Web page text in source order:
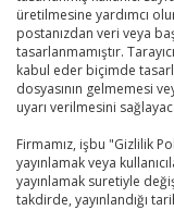
üretilmesine yardımcı
postanızdan veri veya
tasarlanmamıştır.
kabul eder biçimde
dosyasının gelmemesi
uyarı verilmesini
Firmamız, işbu "Gizlilik
yayınlamak veya
yayınlamak suretiyle
takdirde, yayınlandığı